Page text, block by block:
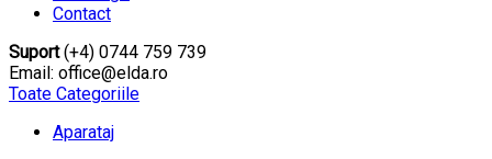
Contact
Suport(+4) 0744 759 739
Email: office@elda.ro
Toate Categoriile
Aparataj